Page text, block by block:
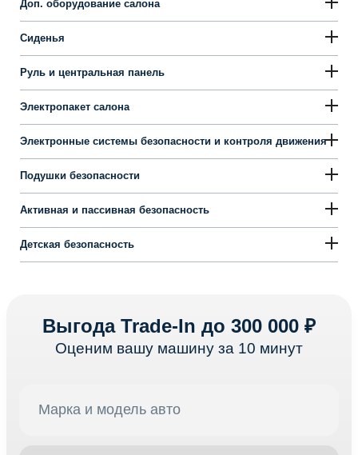
Доп. оборудование салона
Сиденья
Руль и центральная панель
Электропакет салона
Электронные системы безопасности и контроля движения
Подушки безопасности
Активная и пассивная безопасность
Детская безопасность
Выгода Trade-In до 300 000 ₽
Оценим вашу машину за 10 минут